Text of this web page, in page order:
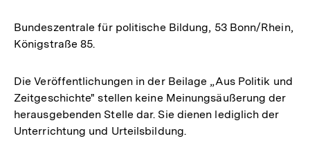
Bundeszentrale für politische Bildung, 53 Bonn/Rhein,
Königstraße 85.
Die Veröffentlichungen in der Beilage „Aus Politik und
Zeitgeschichte" stellen keine Meinungsäußerung der
herausgebenden Stelle dar. Sie dienen lediglich der
Unterrichtung und Urteilsbildung.